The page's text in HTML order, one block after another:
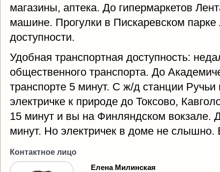
магазины, аптека. До гипермаркетов
машине. Прогулки в Пискаревском
доступности.
Удобная транспортная доступность:
общественного транспорта. До
транспорте 5 минут. С ж/д станции
электричке к природе до Токсово,
15 минут и вы на Финляндском вокзале.
минут. Но электричек в доме не слышно.
Контактное лицо
Елена Милинская